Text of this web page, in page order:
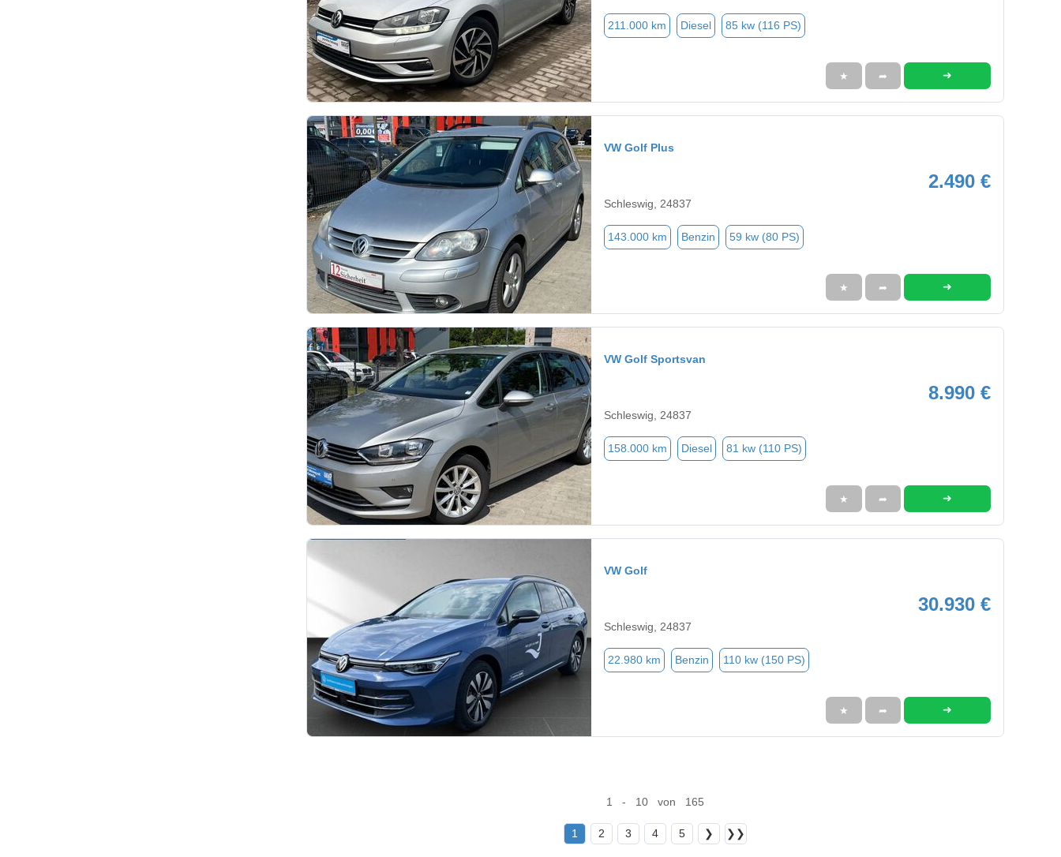
211.000 km Diesel 85 kw (116 PS)
★ ➦ ➜
VW Golf Plus
2.490 €
Schleswig, 24837
143.000 km Benzin 59 kw (80 PS)
★ ➦ ➜
VW Golf Sportsvan
8.990 €
Schleswig, 24837
158.000 km Diesel 81 kw (110 PS)
★ ➦ ➜
VW Golf
30.930 €
Schleswig, 24837
22.980 km Benzin 110 kw (150 PS)
★ ➦ ➜
1 - 10 von 165
1 2 3 4 5 ❯ ❯❯